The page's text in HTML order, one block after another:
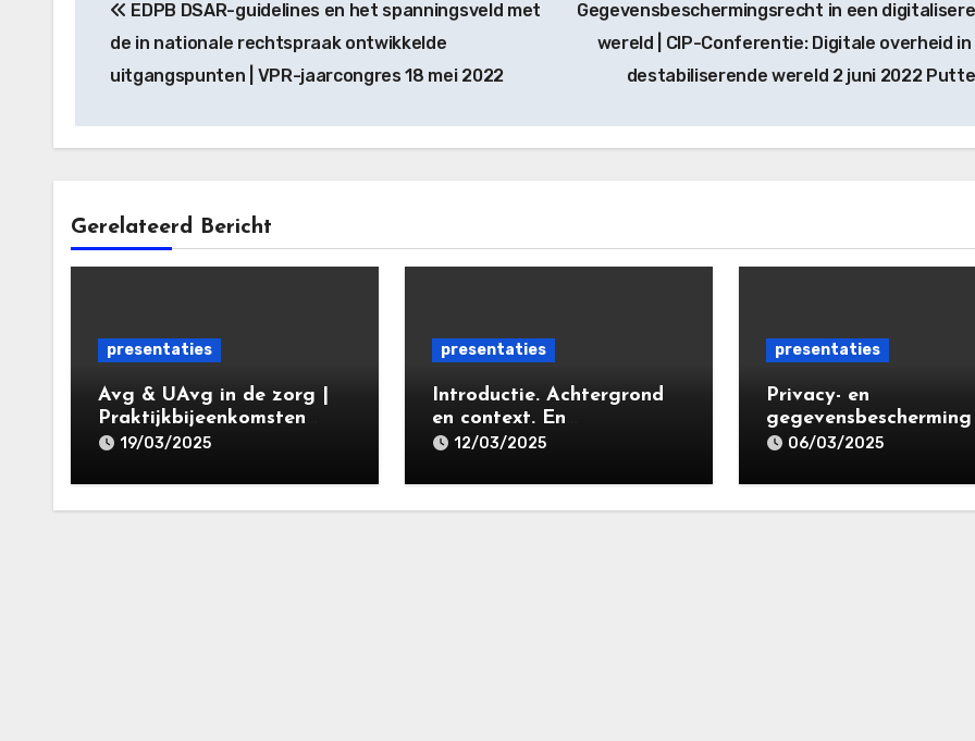
navigatie
EDPB DSAR-guidelines en het spanningsveld met
de in nationale rechtspraak ontwikkelde
uitgangspunten | VPR-jaarcongres 18 mei 2022
Gegevensbeschermingsrecht in een
wereld | CIP-Conferentie: Digitale overheid in
destabiliserende wereld 2 juni 2022
Gerelateerd Bericht
presentaties
Avg & UAvg in de zorg |
Praktijkbijeenkomsten
Privacy &
de Zorg 2025 | Leiden
Law Academy 19 maart
19/03/2025
presentaties
Introductie. Achtergrond
en context. En
kernbegrippen | VPR-A
Privacy- en
gegevensbeschermingsrec
12/03/2025
presentaties
Privacy- en
massaclaims |
Volkshotel A’dam 6
2025
06/03/2025